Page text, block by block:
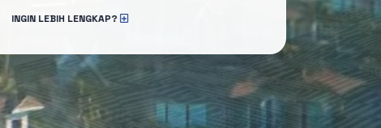
INGIN LEBIH LENGKAP?